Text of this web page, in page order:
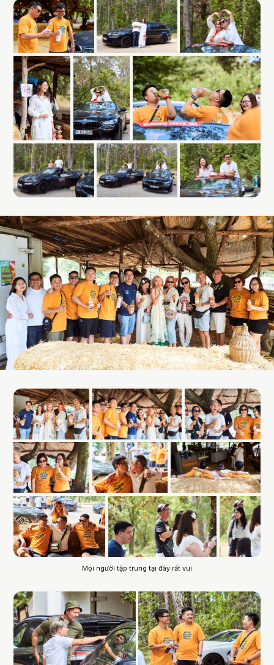
Mọi người tập trung tại đây rất vui